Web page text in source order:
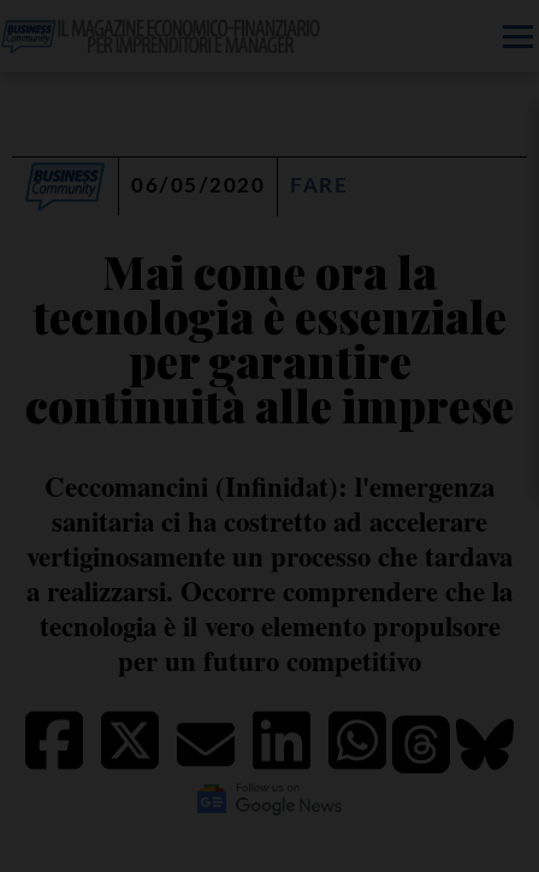
06/05/2020 FARE
Mai come ora la
tecnologia è essenziale
per garantire
continuità alle imprese
Ceccomancini (Infinidat): l'emergenza
sanitaria ci ha costretto ad accelerare
vertiginosamente un processo che tardava
a realizzarsi. Occorre comprendere che la
tecnologia è il vero elemento propulsore
per un futuro competitivo